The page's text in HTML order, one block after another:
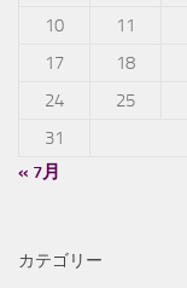
10
11
17
18
24
25
31
« 7月
カテゴリー